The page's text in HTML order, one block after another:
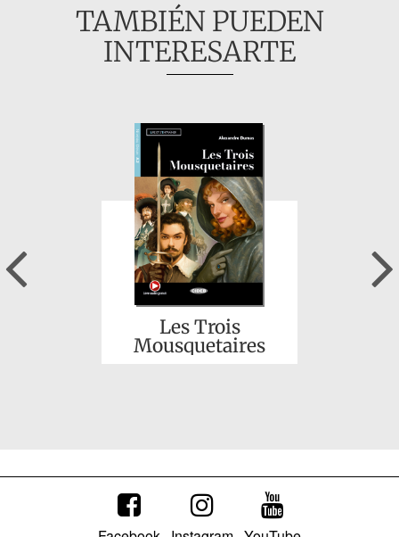
TAMBIÉN PUEDEN
INTERESARTE
Les Trois
Mousquetaires
Previous